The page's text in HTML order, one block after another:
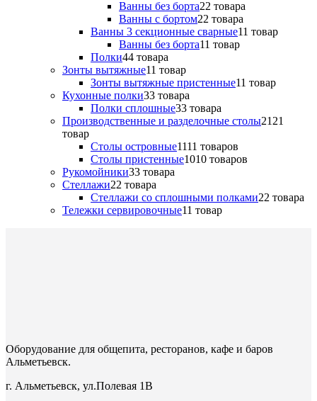
Ванны без борта22 товара
Ванны с бортом22 товара
Ванны 3 секционные сварные11 товар
Ванны без борта11 товар
Полки44 товара
Зонты вытяжные11 товар
Зонты вытяжные пристенные11 товар
Кухонные полки33 товара
Полки сплошные33 товара
Производственные и разделочные столы21 21
товар
Столы островные1111 товаров
Столы пристенные1010 товаров
Рукомойники33 товара
Стеллажи22 товара
Стеллажи со сплошными полками22 товара
Тележки сервировочные11 товар
Оборудование для общепита, ресторанов, кафе и баров
Альметьевск.
г. Альметьевск, ул.Полевая 1В